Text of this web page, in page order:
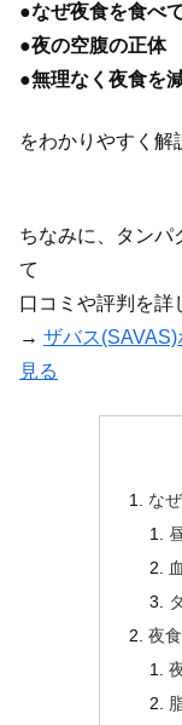
●なぜ夜食を食べ
●夜の空腹の正体
●無理なく夜食を
をわかりやすく解
ちなみに、タンパ
て
口コミや評判を詳
→ ザバス
見る
な
夜